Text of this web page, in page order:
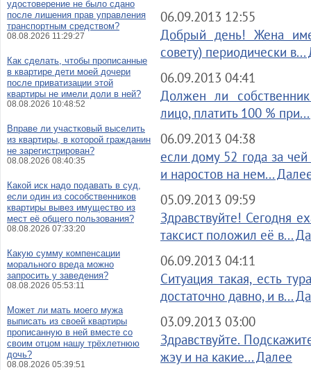
06.09.2013 12:55
Добрый день! Жена
совету) периодически
06.09.2013 04:41
Должен ли
лицо, платить 100 %
06.09.2013 04:38
если дому 52 года за
и наростов на нем...
05.09.2013 09:59
Здравствуйте! Сегодня
таксист положил её в...
06.09.2013 04:11
Ситуация такая, есть
достаточно давно, и в...
03.09.2013 03:00
Здравствуйте.
жэу и на какие... Далее
удостоверение не было сдано
после лишения прав управления
транспортным средством?
08.08.2026 11:29:27
Как сделать, чтобы прописанные
в квартире дети моей дочери
после приватизации этой
квартиры не имели доли в ней?
08.08.2026 10:48:52
Вправе ли участковый выселить
из квартиры, в которой гражданин
не зарегистрирован?
08.08.2026 08:40:35
Какой иск надо подавать в суд,
если один из сособственников
квартиры вывез имущество из
мест её общего пользования?
08.08.2026 07:33:20
Какую сумму компенсации
морального вреда можно
запросить у заведения?
08.08.2026 05:53:11
Может ли мать моего мужа
выписать из своей квартиры
прописанную в ней вместе со
своим отцом нашу трёхлетнюю
дочь?
08.08.2026 05:39:51